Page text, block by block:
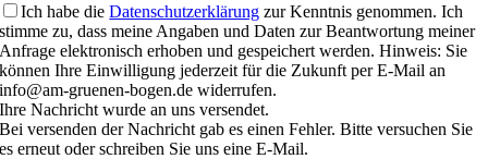
Ich habe dieDatenschutzerklärung zur Kenntnis genommen. Ich
stimme zu, dass meine Angaben und Daten zur Beantwortung meiner
Anfrage elektronisch erhoben und gespeichert werden. Hinweis: Sie
können Ihre Einwilligung jederzeit für die Zukunft per E-Mail an
info@am-gruenen-bogen.de widerrufen.
Ihre Nachricht wurde an uns versendet.
Bei versenden der Nachricht gab es einen Fehler. Bitte versuchen Sie
es erneut oder schreiben Sie uns eine E-Mail.